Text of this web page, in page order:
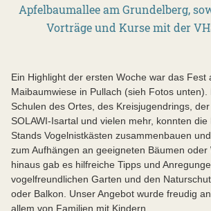
Apfelbaumallee am Grundelberg,
Vorträge und Kurse mit der
Ein Highlight der ersten Woche war das Fest
Maibaumwiese in Pullach (sieh Fotos
Schulen des Ortes, des Kreisjugendrings,
SOLAWI-Isartal und vielen mehr, konnten
Stands Vogelnistkästen zusammenbauen
zum Aufhängen an geeigneten Bäumen
hinaus gab es hilfreiche Tipps und
vogelfreundlichen Garten und den
oder Balkon. Unser Angebot wurde freudig
allem von Familien mit Kindern.